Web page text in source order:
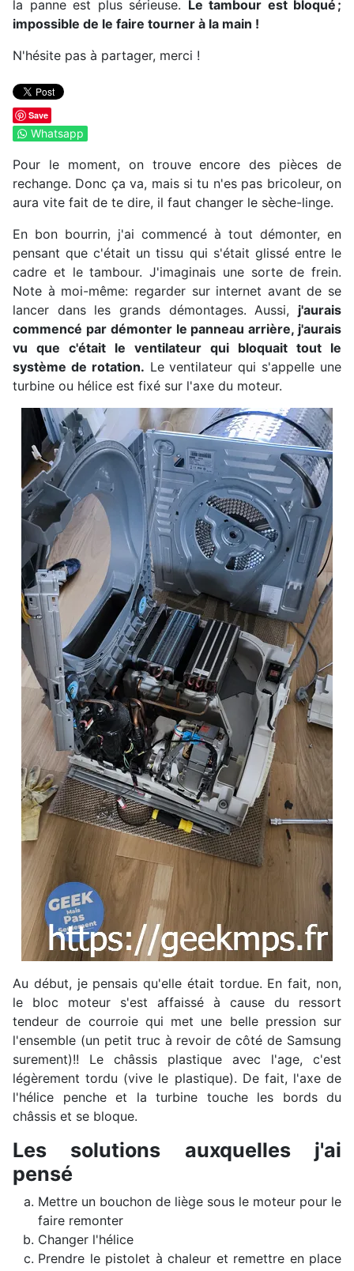
la panne est plus sérieuse. Le tambour est bloqué ;
impossible de le faire tourner à la main !
N'hésite pas à partager, merci !
Save
Whatsapp
Pour le moment, on trouve encore des pièces de
rechange. Donc ça va, mais si tu n'es pas bricoleur, on
aura vite fait de te dire, il faut changer le sèche-linge.
En bon bourrin, j'ai commencé à tout démonter, en
pensant que c'était un tissu qui s'était glissé entre le
cadre et le tambour. J'imaginais une sorte de frein.
Note à moi-même: regarder sur internet avant de se
lancer dans les grands démontages. Aussi, j'aurais
commencé par démonter le panneau arrière, j'aurais
vu que c'était le ventilateur qui bloquait tout le
système de rotation. Le ventilateur qui s'appelle une
turbine ou hélice est fixé sur l'axe du moteur.
Au début, je pensais qu'elle était tordue. En fait, non,
le bloc moteur s'est affaissé à cause du ressort
tendeur de courroie qui met une belle pression sur
l'ensemble (un petit truc à revoir de côté de Samsung
surement)!! Le châssis plastique avec l'age, c'est
légèrement tordu (vive le plastique). De fait, l'axe de
l'hélice penche et la turbine touche les bords du
châssis et se bloque.
Les solutions auxquelles j'ai
pensé
Mettre un bouchon de liège sous le moteur pour le
faire remonter
Changer l'hélice
Prendre le pistolet à chaleur et remettre en place